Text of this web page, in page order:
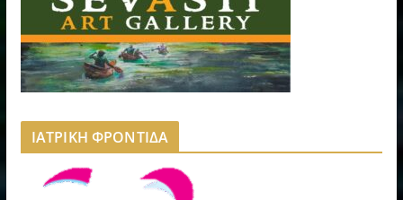
ΙΑΤΡΙΚΗ ΦΡΟΝΤΙΔΑ